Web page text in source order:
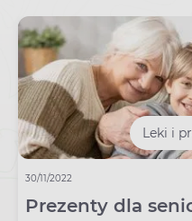
Leki i
30/11/2022
Prezenty dla